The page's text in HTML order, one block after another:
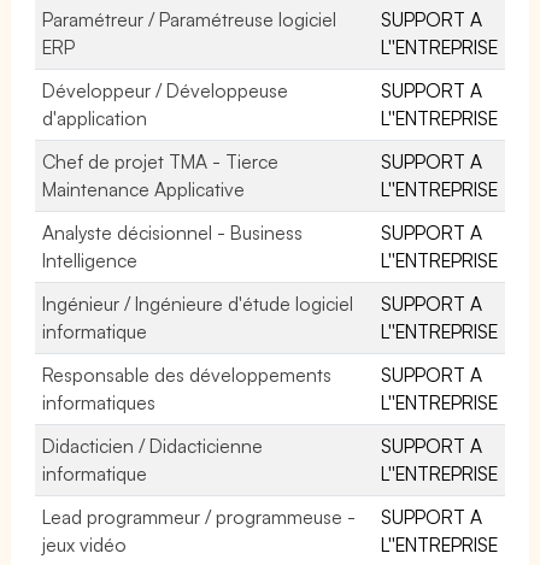
Paramétreur / Paramétreuse logiciel
ERP
SUPPORT A
L''ENTREPRISE
Développeur / Développeuse
d'application
SUPPORT A
L''ENTREPRISE
Chef de projet TMA - Tierce
Maintenance Applicative
SUPPORT A
L''ENTREPRISE
Analyste décisionnel - Business
Intelligence
SUPPORT A
L''ENTREPRISE
Ingénieur / Ingénieure d'étude logiciel
informatique
SUPPORT A
L''ENTREPRISE
Responsable des développements
informatiques
SUPPORT A
L''ENTREPRISE
Didacticien / Didacticienne
informatique
SUPPORT A
L''ENTREPRISE
Lead programmeur / programmeuse -
jeux vidéo
SUPPORT A
L''ENTREPRISE